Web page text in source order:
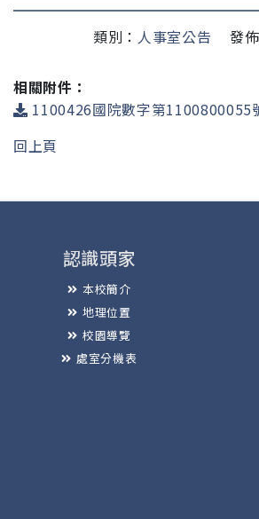
類別： 人事室公告 發
相關附件：
1100426國院數字第1100800055
回上頁
認識頭家
本校簡介
地理位置
校園導覽
處室分機表